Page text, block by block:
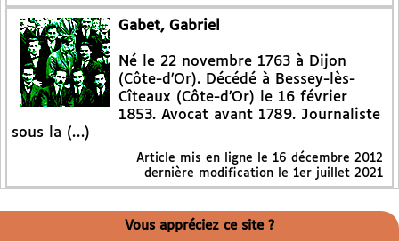
Gabet, Gabriel
Né le 22 novembre 1763 à Dijon
(Côte-d’Or). Décédé à Bessey-lès-
Cîteaux (Côte-d’Or) le 16 février
1853. Avocat avant 1789. Journaliste
sous la (…)
Article mis en ligne le 16 décembre 2012
dernière modification le 1er juillet 2021
Vous appréciez ce site ?